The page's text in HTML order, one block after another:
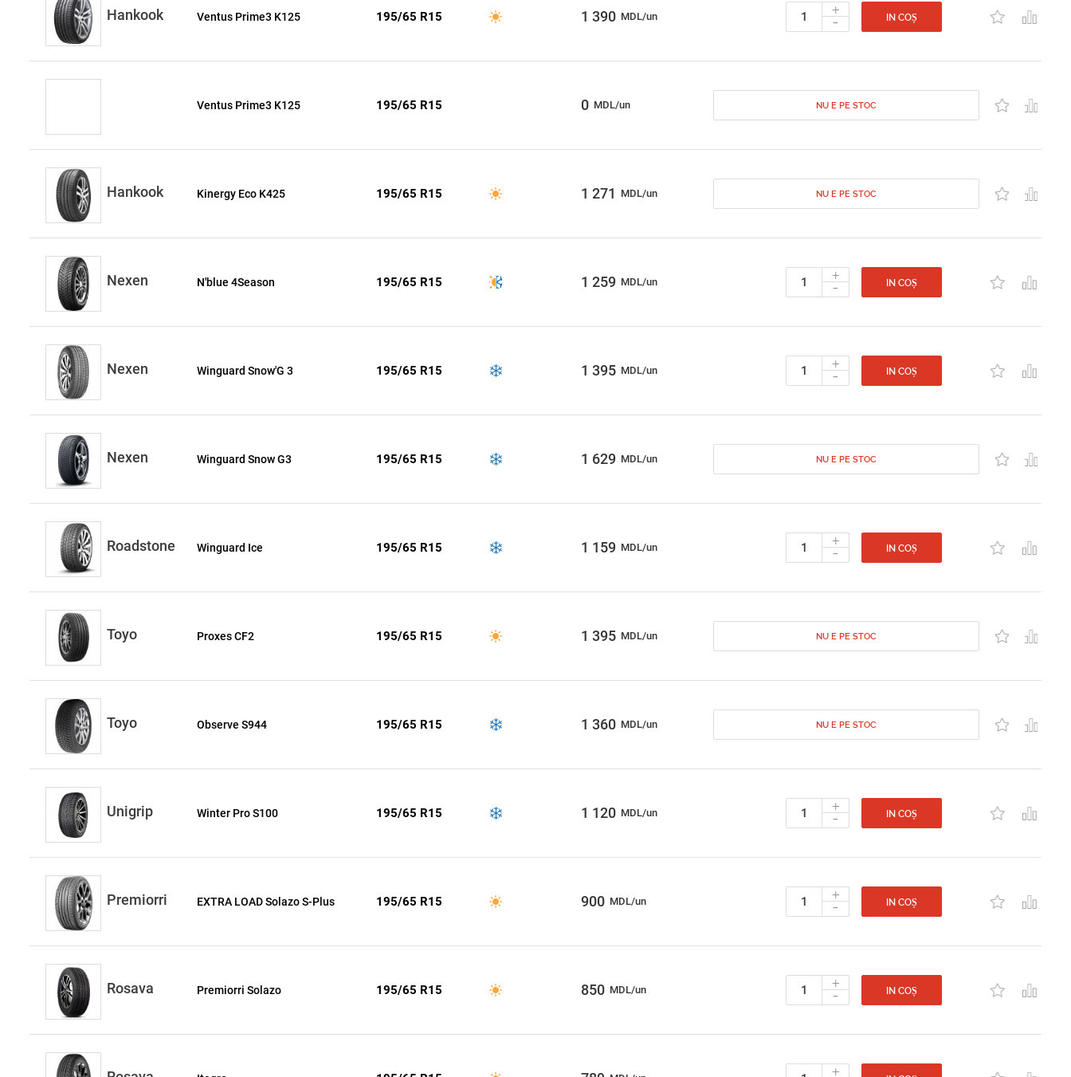
Hankook Ventus Prime3 K125 195/65 R15 1 390 MDL/un +
- IN COȘ
Ventus Prime3 K125 195/65 R15 0 MDL/un NU E PE STOC
Hankook Kinergy Eco K425 195/65 R15 1 271 MDL/un NU E PE STOC
Nexen N'blue 4Season 195/65 R15 1 259 MDL/un +
- IN COȘ
Nexen Winguard Snow'G 3 195/65 R15 1 395 MDL/un +
- IN COȘ
Nexen Winguard Snow G3 195/65 R15 1 629 MDL/un NU E PE STOC
Roadstone Winguard Ice 195/65 R15 1 159 MDL/un +
- IN COȘ
Toyo Proxes CF2 195/65 R15 1 395 MDL/un NU E PE STOC
Toyo Observe S944 195/65 R15 1 360 MDL/un NU E PE STOC
Unigrip Winter Pro S100 195/65 R15 1 120 MDL/un +
- IN COȘ
Premiorri EXTRA LOAD Solazo S-Plus 195/65 R15 900 MDL/un +
- IN COȘ
Rosava Premiorri Solazo 195/65 R15 850 MDL/un +
- IN COȘ
+